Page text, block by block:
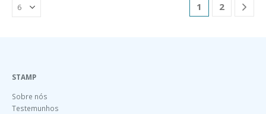
1 2
STAMP
Sobre nós
Testemunhos